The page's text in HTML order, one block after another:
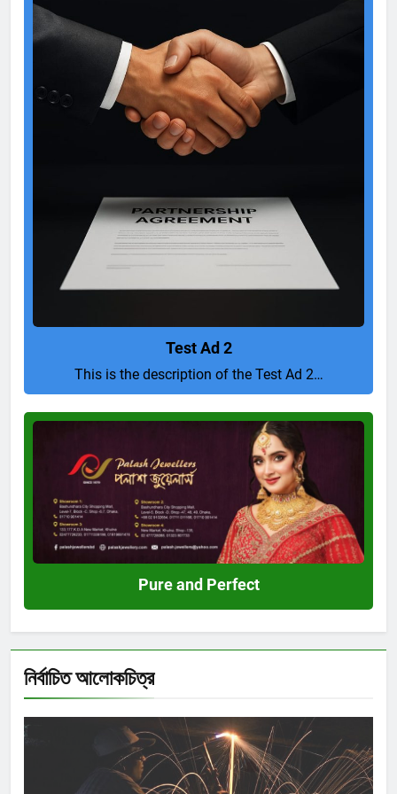
Test Ad 2
This is the description of the Test Ad 2…
Pure and Perfect
নির্বাচিত আলোকচিত্র